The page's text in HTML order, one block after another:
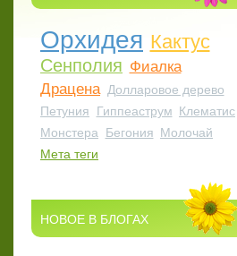
Орхидея Кактус
Сенполия Фиалка
Драцена Долларовое дерево
Петуния Гиппеаструм Клематис
Монстера Бегония Молочай
Мета теги
НОВОЕ В БЛОГАХ